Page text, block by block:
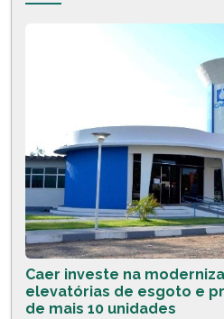
Caer investe na
elevatórias de esgoto e
de mais 10 unidades